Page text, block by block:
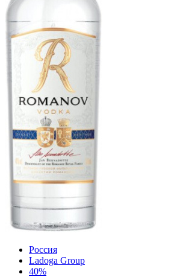
Россия
Ladoga Group
40%